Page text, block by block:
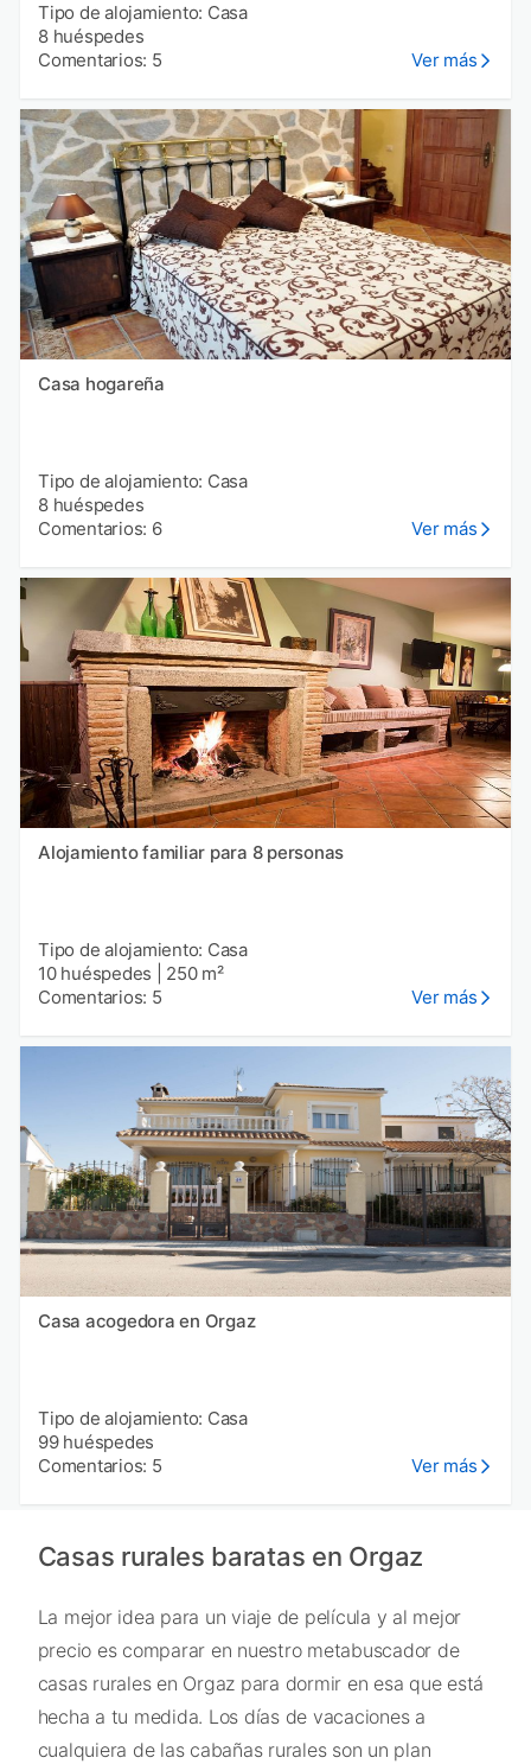
Tipo de alojamiento: Casa
8 huéspedes
Comentarios: 5
Ver más
Casa hogareña
Tipo de alojamiento: Casa
8 huéspedes
Comentarios: 6
Ver más
Alojamiento familiar para 8 personas
Tipo de alojamiento: Casa
10 huéspedes
250 m²
Comentarios: 5
Ver más
Casa acogedora en Orgaz
Tipo de alojamiento: Casa
99 huéspedes
Comentarios: 5
Ver más
Casas rurales baratas en Orgaz
La mejor idea para un viaje de película y al mejor
precio es comparar en nuestro metabuscador de
casas rurales en Orgaz para dormir en esa que está
hecha a tu medida. Los días de vacaciones a
cualquiera de las cabañas rurales son un plan